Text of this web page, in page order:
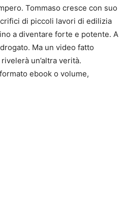
Tommaso cresce con suo
di piccoli lavori di edilizia
a diventare forte e potente. A
Ma un video fatto
un’altra verità.
ebook o volume,